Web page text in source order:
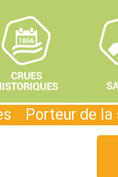
Porteur de